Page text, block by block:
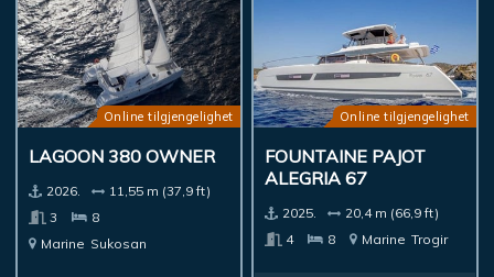
Online tilgjengelighet
LAGOON 380 OWNER
2026.
11,55 m (37,9 ft)
3
8
Marine Sukosan
Online tilgjengelighet
FOUNTAINE PAJOT
ALEGRIA 67
2025.
20,4 m (66,9 ft)
4
8 Marine Trogir